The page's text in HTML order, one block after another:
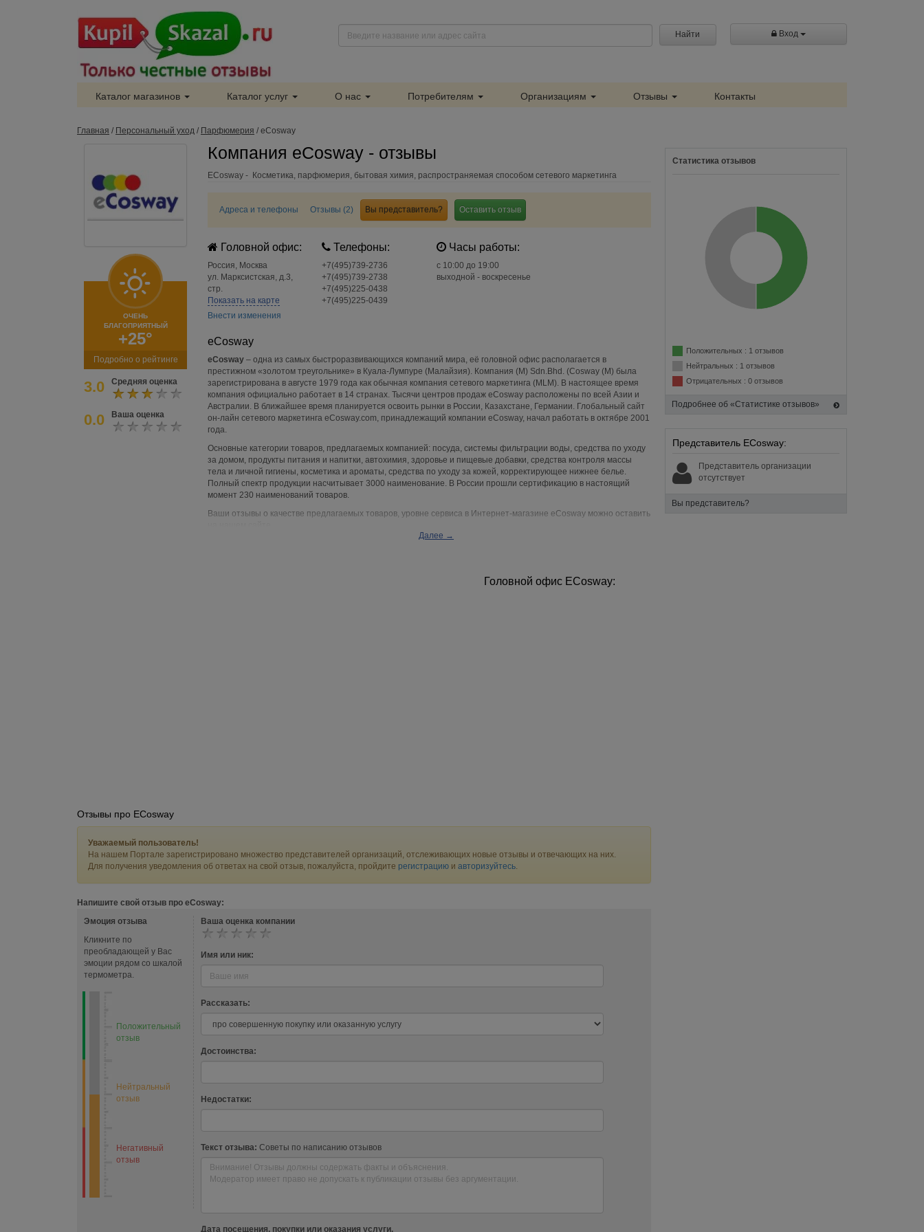
Найти Вход
Каталог магазинов Каталог услуг О нас Потребителям Организациям Отзывы Контакты
Главная / Персональный уход / Парфюмерия / eCosway
ОЧЕНЬ
БЛАГОПРИЯТНЫЙ
+25°
Подробно о рейтинге
3.0 Средняя оценка
0.0 Ваша оценка
Компания eCosway - отзывы
ECosway - Косметика, парфюмерия, бытовая химия, распространяемая способом сетевого маркетинга
Адреса и телефоны Отзывы (2) Оставить отзыв
Вы представитель?
Головной офис:
Россия, Москва
ул. Марксистская, д.3,
стр.
Показать на карте
Внести изменения
Телефоны:
+7(495)739-2736
+7(495)739-2738
+7(495)225-0438
+7(495)225-0439
Часы работы:
c 10:00 до 19:00
выходной - воскресенье
еCosway
eCosway – одна из самых быстроразвивающихся компаний мира, её головной офис располагается в
престижном «золотом треугольнике» в Куала-Лумпуре (Малайзия). Компания (M) Sdn.Bhd. (Cosway (M) была
зарегистрирована в августе 1979 года как обычная компания сетевого маркетинга (MLM). В настоящее время
компания официально работает в 14 странах. Тысячи центров продаж eCosway расположены по всей Азии и
Австралии. В ближайшее время планируется освоить рынки в России, Казахстане, Германии. Глобальный сайт
он-лайн сетевого маркетинга eCosway.com, принадлежащий компании eCosway, начал работать в октябре 2001
года.
Основные категории товаров, предлагаемых компанией: посуда, системы фильтрации воды, средства по уходу
за домом, продукты питания и напитки, автохимия, здоровье и пищевые добавки, средства контроля массы
тела и личной гигиены, косметика и ароматы, средства по уходу за кожей, корректирующее нижнее белье.
Полный спектр продукции насчитывает 3000 наименование. В России прошли сертификацию в настоящий
момент 230 наименований товаров.
Ваши отзывы о качестве предлагаемых товаров, уровне сервиса в Интернет-магазине eCosway можно оставить
Далее →
Статистика отзывов
Положительных : 1 отзывов
Нейтральных : 1 отзывов
Отрицательных : 0 отзывов
Подробнее об «Статистике отзывов»
Представитель ECosway:
Представитель организации
отсутствует
Вы представитель?
Головной офис ECosway:
Отзывы про ECosway
Уважаемый пользователь!
На нашем Портале зарегистрировано множество представителей организаций, отслеживающих новые отзывы и отвечающих на них.
Для получения уведомления об ответах на свой отзыв, пожалуйста, пройдите регистрацию и авторизуйтесь.
Напишите свой отзыв про eCosway:
Эмоция отзыва
Кликните по
преобладающей у Вас
эмоции рядом со шкалой
термометра.
Положительный
отзыв
Нейтральный
отзыв
Негативный
отзыв
Ваша оценка компании
Имя или ник:
Рассказать:
Достоинства:
Недостатки:
Текст отзыва: Советы по написанию отзывов
Дата посещения, покупки или оказания услуги.